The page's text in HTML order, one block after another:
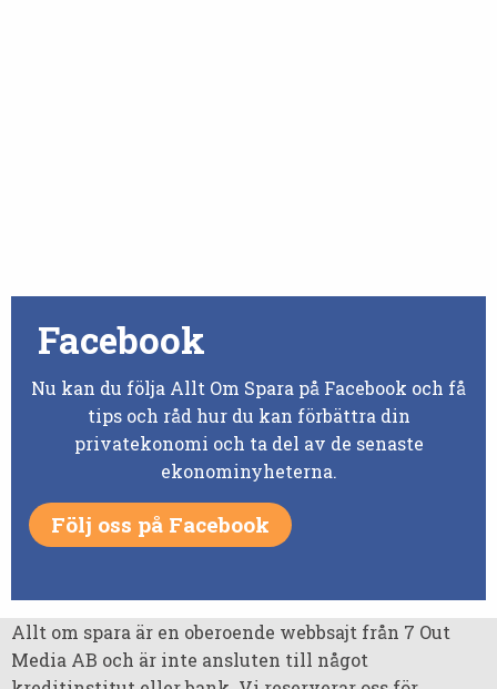
Facebook
Nu kan du följa Allt Om Spara på Facebook och få
tips och råd hur du kan förbättra din
privatekonomi och ta del av de senaste
ekonominyheterna.
Följ oss på Facebook
Allt om spara är en oberoende webbsajt från 7 Out
Media AB och är inte ansluten till något